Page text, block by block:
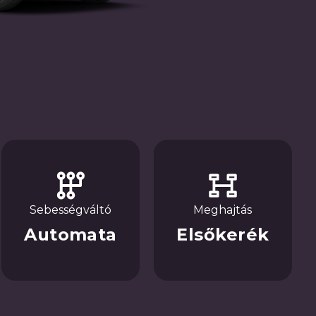
Sebességváltó
Automata
Meghajtás
Elsőkerék